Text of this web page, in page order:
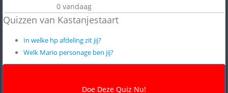
0 vandaag
Quizzen van Kastanjestaart
In welke hp afdeling zit jij?
Welk Mario personage ben jij?